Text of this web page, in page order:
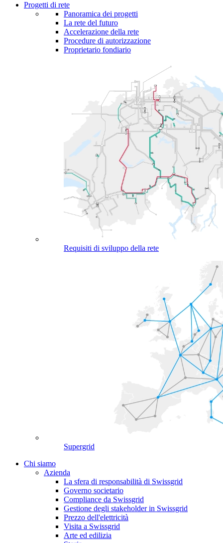
Progetti di rete
Panoramica dei progetti
La rete del futuro
Accelerazione della rete
Procedure di autorizzazione
Proprietario fondiario
Requisiti di sviluppo della rete
Supergrid
Chi siamo
Azienda
La sfera di responsabilità di Swissgrid
Governo societario
Compliance da Swissgrid
Gestione degli stakeholder in Swissgrid
Prezzo dell'elettricità
Visita a Swissgrid
Arte ed edilizia